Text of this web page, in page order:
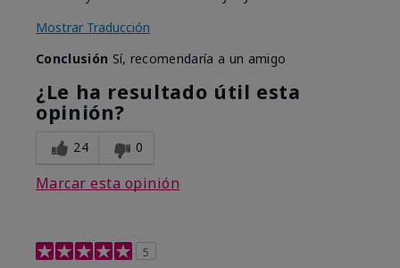
Mostrar Traducción
Conclusión Sí, recomendaría a un amigo
¿Le ha resultado útil esta
opinión?
24 0
Marcar esta opinión
5